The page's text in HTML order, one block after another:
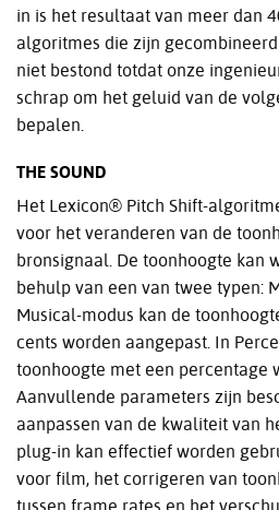
in is het resultaat van meer dan
algoritmes die zijn
niet bestond totdat onze
schrap om het geluid van de
bepalen.
THE SOUND
Het Lexicon® Pitch Shift-
voor het veranderen van de
bronsignaal. De toonhoogte kan
behulp van een van twee typen:
Musical-modus kan de
cents worden aangepast. In
toonhoogte met een percentage
Aanvullende parameters zijn
aanpassen van de kwaliteit van
plug-in kan effectief worden
voor film, het corrigeren van